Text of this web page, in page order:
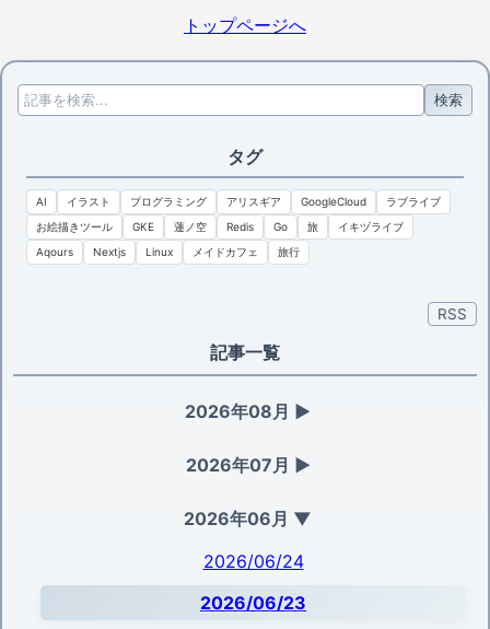
トップページへ
検索
タグ
AI イラスト プログラミング アリスギア GoogleCloud
ラブライブ
お絵描きツール
GKE 蓮ノ空 Redis Go 旅
イキヅライブ
Aqours
Nextjs Linux メイドカフェ 旅行
RSS
記事一覧
2026年08月 ▶
2026年07月 ▶
2026年06月 ▼
2026/06/24
2026/06/23